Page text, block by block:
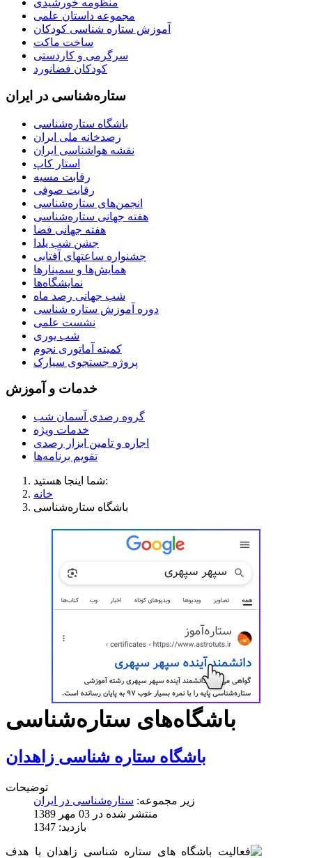
منظومه خورشیدی
مجموعه داستان علمی
آموزش ستاره شناسی کودکان
ساخت ماکت
سرگرمی و کاردستی
کودکان فضانورد
ستاره‌شناسی در ایران
باشگاه ستاره‌شناسی
رصدخانه ملی ایران
نقشه هواشناسی ایران
استار کاپ
رقابت مسیه
رقابت صوفی
انجمن‌های ستاره‌شناسی
هفته جهانی ستاره‌شناسی
هفته جهانی فضا
جشن شب یلدا
جشنواره ساعتهای آفتابی
همایش‌ها و سمینارها
نمایشگاه‌ها
شب جهانی رصد ماه
دوره آموزش ستاره شناسی
نشست علمی
شب یوری
کمیته آماتوری نجوم
پروژه جستجوی سیارک
خدمات و آموزش
گروه رصدی آسمان شب
خدمات ویژه
اجاره و تامین ابزار رصدی
تقویم برنامه‌ها
شما اینجا هستید:
خانه
باشگاه ستاره‌شناسی
باشگاه‌های ستاره‌شناسی
باشگاه ستاره شناسی زاهدان
توضیحات
زیر مجموعه: ستاره‌شناسی در ایران
منتشر شده در 03 مهر 1389
بازدید: 1347
فعالیت باشگاه های ستاره شناسی زاهدان با هدف